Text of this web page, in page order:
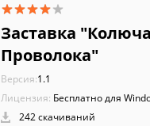
Заставка
Проволока"
Версия:1.1
Лицензия: Бесплатно для
242 скачиваний